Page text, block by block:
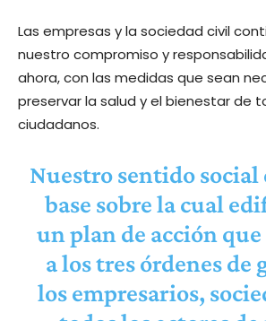
Las empresas y la sociedad civil
nuestro compromiso y
ahora, con las medidas que sean
preservar la salud y el bienestar de
ciudadanos.
Nuestro sentido social
base sobre la cual
un plan de acción
a los tres órdenes de
los empresarios,